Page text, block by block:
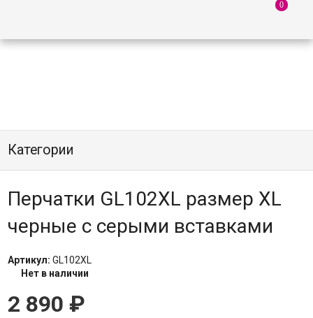
Категории
Перчатки GL102XL размер XL
черные с серыми вставками
Артикул: GL102XL
Нет в наличии
2 890 ₽